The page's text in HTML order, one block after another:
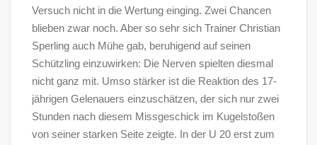
Versuch nicht in die Wertung einging. Zwei Chancen
blieben zwar noch. Aber so sehr sich Trainer Christian
Sperling auch Mühe gab, beruhigend auf seinen
Schützling einzuwirken: Die Nerven spielten diesmal
nicht ganz mit. Umso stärker ist die Reaktion des 17-
jährigen Gelenauers einzuschätzen, der sich nur zwei
Stunden nach diesem Missgeschick im Kugelstoßen
von seiner starken Seite zeigte. In der U 20 erst zum